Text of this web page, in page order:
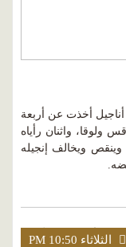
أناجيل أخذت عن أربعة
ولوقا، واثنان رأياه
وينقص ويخالف إنجيله
الثلاثاء PM 10:50